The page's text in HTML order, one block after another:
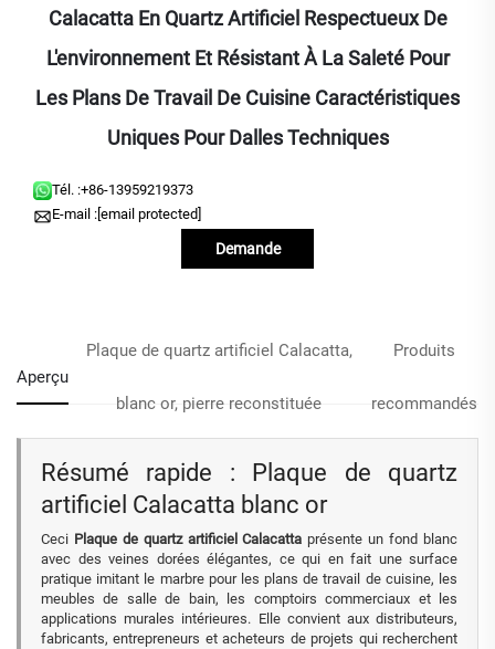
Calacatta En Quartz Artificiel Respectueux De
L'environnement Et Résistant À La Saleté Pour
Les Plans De Travail De Cuisine Caractéristiques
Uniques Pour Dalles Techniques
Tél. :+86-13959219373
E-mail : [email protected]
Demande
Aperçu
Plaque de quartz artificiel Calacatta,
blanc or, pierre reconstituée
Produits
recommandés
Résumé rapide : Plaque de quartz
artificiel Calacatta blanc or
Ceci Plaque de quartz artificiel Calacatta présente un fond blanc
avec des veines dorées élégantes, ce qui en fait une surface
pratique imitant le marbre pour les plans de travail de cuisine, les
meubles de salle de bain, les comptoirs commerciaux et les
applications murales intérieures. Elle convient aux distributeurs,
fabricants, entrepreneurs et acheteurs de projets qui recherchent